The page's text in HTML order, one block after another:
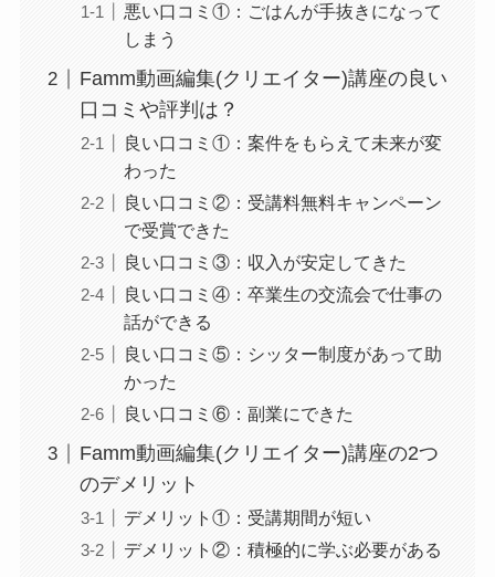
悪い口コミ①：ごはんが手抜きになって
しまう
Famm動画編集(クリエイター)講座の良い
口コミや評判は？
良い口コミ①：案件をもらえて未来が変
わった
良い口コミ②：受講料無料キャンペーン
で受賞できた
良い口コミ③：収入が安定してきた
良い口コミ④：卒業生の交流会で仕事の
話ができる
良い口コミ⑤：シッター制度があって助
かった
良い口コミ⑥：副業にできた
Famm動画編集(クリエイター)講座の2つ
のデメリット
デメリット①：受講期間が短い
デメリット②：積極的に学ぶ必要がある